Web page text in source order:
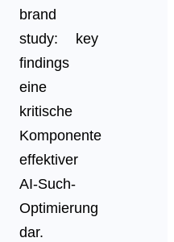
brand
study: key
findings
eine
kritische
Komponente
effektiver
AI-Such-
Optimierung
dar.